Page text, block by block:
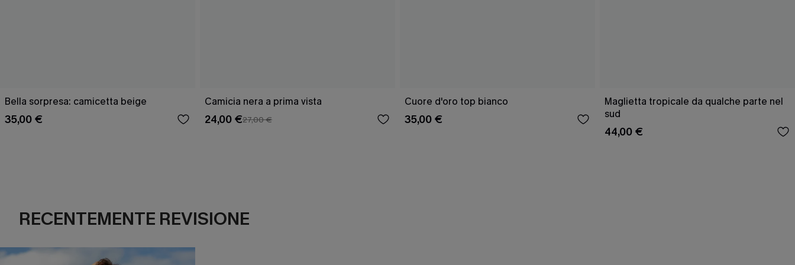
Bella sorpresa: camicetta beige
35,00 €
Camicia nera a prima vista
24,00 €27,00 €
Cuore d'oro top bianco
35,00 €
Maglietta tropicale da qualche parte nel
sud
44,00 €
RECENTEMENTE REVISIONE